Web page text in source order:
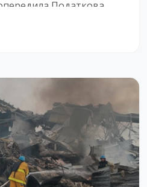
Податкова